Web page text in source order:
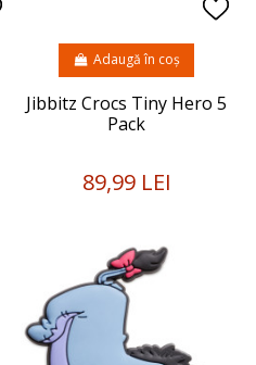
Jibbitz Crocs Tiny Hero 5
Pack
89,99 LEI
Adaugă în coș